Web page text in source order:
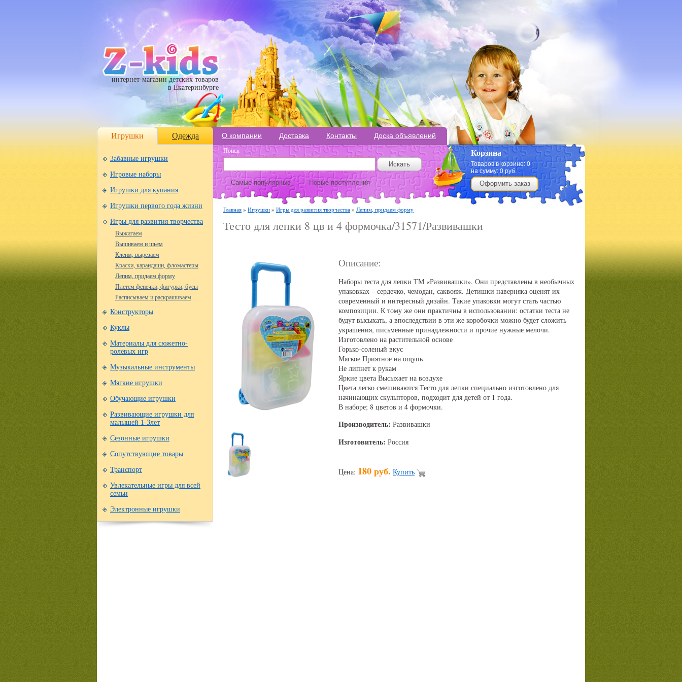
интернет-магазин детских товаров
в Екатеринбурге
Игрушки Одежда О компании Доставка Контакты Доска объявлений
Забавные игрушки
Игровые наборы
Игрушки для купания
Игрушки первого года жизни
Игры для развития творчества
Выжигаем
Вышиваем и шьем
Клеим, вырезаем
Краски, карандаши, фломастеры
Лепим, придаем форму
Плетем фенечки, фигурки, бусы
Расписываем и раскрашиваем
Конструкторы
Куклы
Материалы для сюжетно-
ролевых игр
Музыкальные инструменты
Мягкие игрушки
Обучающие игрушки
Развивающие игрушки для
малышей 1-3лет
Сезонные игрушки
Сопутствующие товары
Транспорт
Увлекательные игры для всей
семьи
Электронные игрушки
Поиск
Самые популярные Новые поступления
Корзина
Товаров в корзине:0
на сумму:0 руб.
Оформить заказ
Главная » Игрушки » Игры для развития творчества » Лепим, придаем форму
Тесто для лепки 8 цв и 4 формочка/31571/Развивашки
Описание:
Наборы теста для лепки ТМ «Развивашки». Они представлены в необычных
упаковках – сердечко, чемодан, саквояж. Детишки наверняка оценят их
современный и интересный дизайн. Такие упаковки могут стать частью
композиции. К тому же они практичны в использовании: остатки теста не
будут высыхать, а впоследствии в эти же коробочки можно будет сложить
украшения, письменные принадлежности и прочие нужные мелочи.
Изготовлено на растительной основе
Горько-соленый вкус
Мягкое Приятное на ощупь
Не липнет к рукам
Яркие цвета Высыхает на воздухе
Цвета легко смешиваются Тесто для лепки специально изготовлено для
начинающих скульпторов, подходит для детей от 1 года.
В наборе; 8 цветов и 4 формочки.
Производитель: Развивашки
Изготовитель: Россия
Цена: 180 руб. Купить